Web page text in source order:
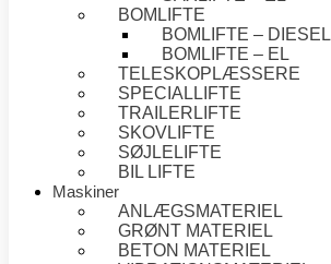
BOMLIFTE
BOMLIFTE – DIESEL
BOMLIFTE – EL
TELESKOPLÆSSERE
SPECIALLIFTE
TRAILERLIFTE
SKOVLIFTE
SØJLELIFTE
BIL LIFTE
Maskiner
ANLÆGSMATERIEL
GRØNT MATERIEL
BETON MATERIEL